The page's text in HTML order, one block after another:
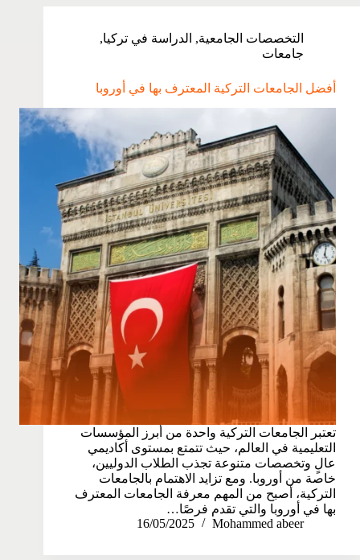
التخصصات الجامعية, الدراسة في تركيا,
جامعات
أفضل الجامعات التركية المعترف بها في أوروبا
تعتبر الجامعات التركية واحدة من أبرز المؤسسات
التعليمية في العالم، حيث تتمتع بمستوى أكاديمي
عالٍ وتخصصات متنوعة تجذب الطلاب الدوليين،
خاصة من أوروبا. ومع تزايد الاهتمام بالجامعات
التركية، أصبح من المهم معرفة الجامعات المعترف
بها في أوروبا والتي تقدم فرصًا…
Mohammed abeer
16/05/2025